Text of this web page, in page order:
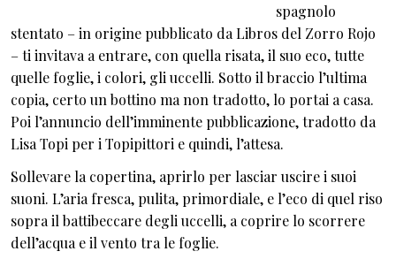
spagnolo
stentato – in origine pubblicato da Libros del Zorro Rojo
– ti invitava a entrare, con quella risata, il suo eco, tutte
quelle foglie, i colori, gli uccelli. Sotto il braccio l’ultima
copia, certo un bottino ma non tradotto, lo portai a casa.
Poi l’annuncio dell’imminente pubblicazione, tradotto da
Lisa Topi per i Topipittori e quindi, l’attesa.
Sollevare la copertina, aprirlo per lasciar uscire i suoi
suoni. L’aria fresca, pulita, primordiale, e l’eco di quel riso
sopra il battibeccare degli uccelli, a coprire lo scorrere
dell’acqua e il vento tra le foglie.